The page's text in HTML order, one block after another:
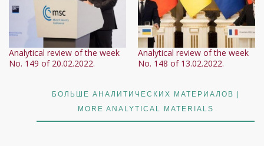
Analytical review of the week
No. 149 of 20.02.2022.
Analytical review of the week
No. 148 of 13.02.2022.
БОЛЬШЕ АНАЛИТИЧЕСКИХ МАТЕРИАЛОВ |
MORE ANALYTICAL MATERIALS